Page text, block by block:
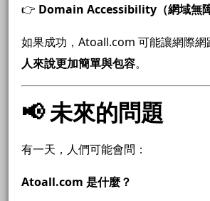
👉 Domain Accessibility（網域無障
如果成功，Atoall.com 可能讓網際網
人來說更加簡單與包容。
📢 未來的問題
有一天，人們可能會問：
Atoall.com 是什麼？